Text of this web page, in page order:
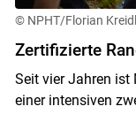
© NPHT/Florian
Zertifizierte
Seit vier Jahren
einer intensiven